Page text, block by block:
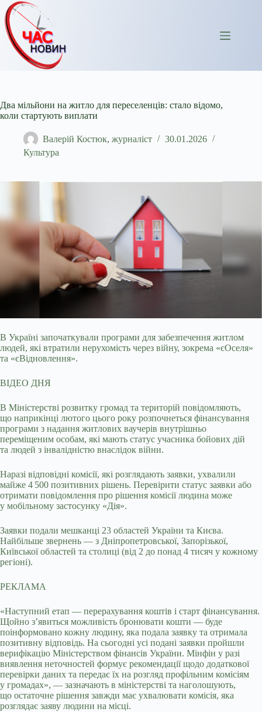
Перейти
до
вмісту
Два мільйони на житло для переселенців: стало відомо,
коли стартують виплати
Валерій Костюк, журналіст
30.01.2026
Культура
В Україні започаткували програми для забезпечення житлом
людей, які втратили нерухомість через війну, зокрема «єОселя»
та «єВідновлення».
ВІДЕО ДНЯ
В Міністерстві розвитку громад та територій повідомляють,
що наприкінці лютого цього року розпочнеться фінансування
програми з надання житлових ваучерів внутрішньо
переміщеним особам, які мають статус учасника бойових дій
та людей з інвалідністю внаслідок війни.
Наразі відповідні комісії, які розглядають заявки, ухвалили
майже 4 500 позитивних рішень. Перевірити статус заявки або
отримати повідомлення про рішення комісії людина може
у мобільному застосунку «Дія».
Заявки подали мешканці 23 областей України та Києва.
Найбільше звернень — з Дніпропетровської, Запорізької,
Київської областей та столиці (від 2 до понад 4 тисяч у кожному
регіоні).
РЕКЛАМА
«Наступний етап — перерахування коштів і старт фінансування.
Щойно з’явиться можливість бронювати кошти — буде
поінформовано кожну людину, яка подала заявку та отримала
позитивну відповідь. На сьогодні усі подані заявки пройшли
верифікацію Міністерством фінансів України. Мінфін у разі
виявлення неточностей формує рекомендації щодо додаткової
перевірки даних та передає їх на розгляд профільним комісіям
у громадах», — зазначають в міністерстві та наголошують,
що остаточне рішення завжди має ухвалювати комісія, яка
розглядає заяву людини на місці.